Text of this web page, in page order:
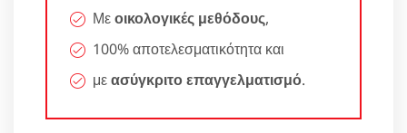
Μεοικολογικές μεθόδους,
100% αποτελεσματικότητα και
μεασύγκριτο επαγγελματισμό.